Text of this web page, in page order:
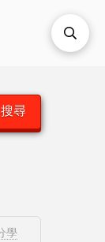
搜尋
學